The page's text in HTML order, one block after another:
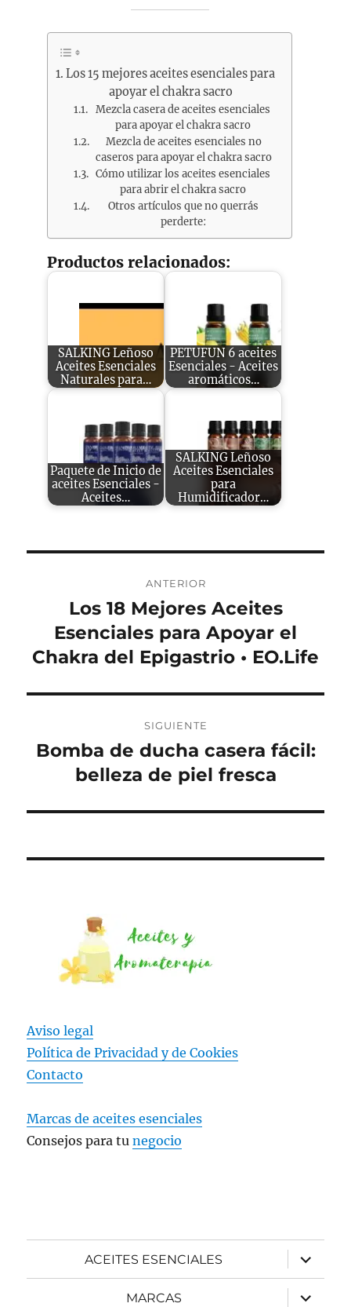
Los 15 mejores aceites esenciales para
apoyar el chakra sacro
Mezcla casera de aceites esenciales
para apoyar el chakra sacro
Mezcla de aceites esenciales no
caseros para apoyar el chakra sacro
Cómo utilizar los aceites esenciales
para abrir el chakra sacro
Otros artículos que no querrás
perderte:
Productos relacionados:
SALKING Leñoso
Aceites Esenciales
Naturales para…
PETUFUN 6 aceites
Esenciales - Aceites
aromáticos…
Paquete de Inicio de
aceites Esenciales -
Aceites…
SALKING Leñoso
Aceites Esenciales
para
Humidificador…
entradas
ANTERIOR
anterior:
Los 18 Mejores Aceites
Esenciales para Apoyar el
Chakra del Epigastrio • EO.Life
SIGUIENTE
Entrada
siguiente:
Bomba de ducha casera fácil:
belleza de piel fresca
Aviso legal
Política de Privacidad yde Cookies
Contacto
Marcas de aceites esenciales
Consejos para tunegocio
ACEITES ESENCIALES
expande
el
menú
inferior
MARCAS
expande